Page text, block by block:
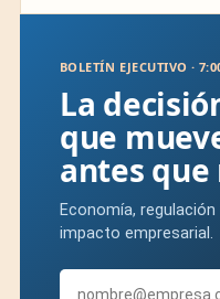
BOLETÍN EJECUTIVO ·
La
que
antes que
Economía,
impacto empresarial.